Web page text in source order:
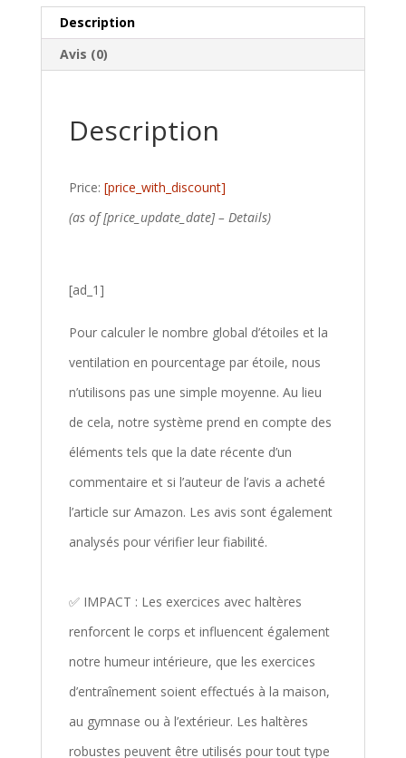
Description
Avis (0)
Description
Price: [price_with_discount]
(as of [price_update_date] – Details)
[ad_1]
Pour calculer le nombre global d’étoiles et la
ventilation en pourcentage par étoile, nous
n’utilisons pas une simple moyenne. Au lieu
de cela, notre système prend en compte des
éléments tels que la date récente d’un
commentaire et si l’auteur de l’avis a acheté
l’article sur Amazon. Les avis sont également
analysés pour vérifier leur fiabilité.
✅ IMPACT : Les exercices avec haltères
renforcent le corps et influencent également
notre humeur intérieure, que les exercices
d’entraînement soient effectués à la maison,
au gymnase ou à l’extérieur. Les haltères
robustes peuvent être utilisés pour tout type